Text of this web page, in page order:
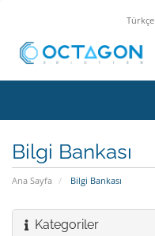
Türkçe
Bilgi Bankası
Ana Sayfa Bilgi Bankası
Kategoriler